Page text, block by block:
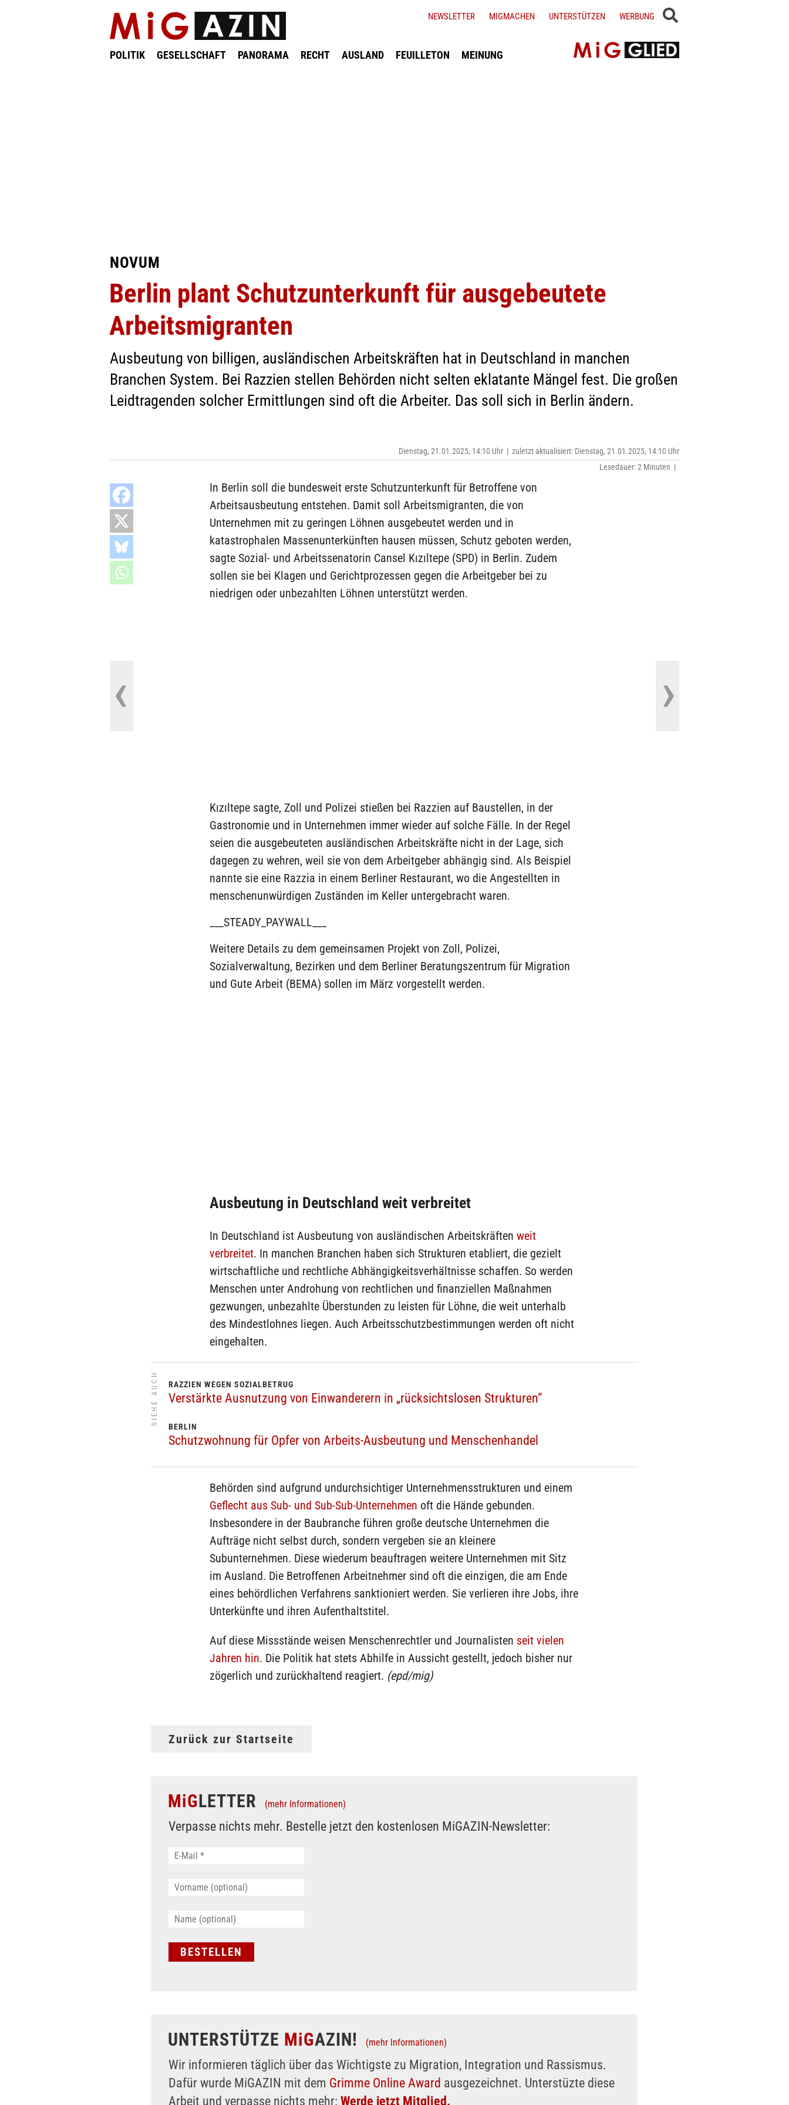
POLITIK GESELLSCHAFT PANORAMA RECHT AUSLAND FEUILLETON MEINUNG
NEWSLETTER MIGMACHEN UNTERSTÜTZEN WERBUNG
NOVUM
Berlin plant Schutzunterkunft für ausgebeutete
Arbeitsmigranten
Ausbeutung von billigen, ausländischen Arbeitskräften hat in Deutschland in manchen
Branchen System. Bei Razzien stellen Behörden nicht selten eklatante Mängel fest. Die großen
Leidtragenden solcher Ermittlungen sind oft die Arbeiter. Das soll sich in Berlin ändern.
Dienstag, 21.01.2025, 14:10 Uhr | zuletzt aktualisiert: Dienstag, 21.01.2025, 14:10 Uhr
Lesedauer: 2 Minuten |
In Berlin soll die bundesweit erste Schutzunterkunft für Betroffene von
Arbeitsausbeutung entstehen. Damit soll Arbeitsmigranten, die von
Unternehmen mit zu geringen Löhnen ausgebeutet werden und in
katastrophalen Massenunterkünften hausen müssen, Schutz geboten werden,
sagte Sozial- und Arbeitssenatorin Cansel Kızıltepe (SPD) in Berlin. Zudem
sollen sie bei Klagen und Gerichtprozessen gegen die Arbeitgeber bei zu
niedrigen oder unbezahlten Löhnen unterstützt werden.
Kızıltepe sagte, Zoll und Polizei stießen bei Razzien auf Baustellen, in der
Gastronomie und in Unternehmen immer wieder auf solche Fälle. In der Regel
seien die ausgebeuteten ausländischen Arbeitskräfte nicht in der Lage, sich
dagegen zu wehren, weil sie von dem Arbeitgeber abhängig sind. Als Beispiel
nannte sie eine Razzia in einem Berliner Restaurant, wo die Angestellten in
menschenunwürdigen Zuständen im Keller untergebracht waren.
___STEADY_PAYWALL___
Weitere Details zu dem gemeinsamen Projekt von Zoll, Polizei,
Sozialverwaltung, Bezirken und dem Berliner Beratungszentrum für Migration
und Gute Arbeit (BEMA) sollen im März vorgestellt werden.
Ausbeutung in Deutschland weit verbreitet
In Deutschland ist Ausbeutung von ausländischen Arbeitskräften weit
verbreitet. In manchen Branchen haben sich Strukturen etabliert, die gezielt
wirtschaftliche und rechtliche Abhängigkeitsverhältnisse schaffen. So werden
Menschen unter Androhung von rechtlichen und finanziellen Maßnahmen
gezwungen, unbezahlte Überstunden zu leisten für Löhne, die weit unterhalb
des Mindestlohnes liegen. Auch Arbeitsschutzbestimmungen werden oft nicht
eingehalten.
SIEHE AUCH RAZZIEN WEGEN SOZIALBETRUG
Verstärkte Ausnutzung von Einwanderern in „rücksichtslosen Strukturen“
BERLIN
Schutzwohnung für Opfer von Arbeits-Ausbeutung und Menschenhandel
Behörden sind aufgrund undurchsichtiger Unternehmensstrukturen und einem
Geflecht aus Sub- und Sub-Sub-Unternehmen oft die Hände gebunden.
Insbesondere in der Baubranche führen große deutsche Unternehmen die
Aufträge nicht selbst durch, sondern vergeben sie an kleinere
Subunternehmen. Diese wiederum beauftragen weitere Unternehmen mit Sitz
im Ausland. Die Betroffenen Arbeitnehmer sind oft die einzigen, die am Ende
eines behördlichen Verfahrens sanktioniert werden. Sie verlieren ihre Jobs, ihre
Unterkünfte und ihren Aufenthaltstitel.
Auf diese Missstände weisen Menschenrechtler und Journalisten seit vielen
Jahren hin. Die Politik hat stets Abhilfe in Aussicht gestellt, jedoch bisher nur
zögerlich und zurückhaltend reagiert. (epd/mig)
Zurück zur Startseite
MiGLETTER (mehr Informationen)
Verpasse nichts mehr. Bestelle jetzt den kostenlosen MiGAZIN-Newsletter:
UNTERSTÜTZE MiGAZIN! (mehr Informationen)
Wir informieren täglich über das Wichtigste zu Migration, Integration und Rassismus.
Dafür wurde MiGAZIN mit dem Grimme Online Award ausgezeichnet. Unterstüzte diese
Arbeit und verpasse nichts mehr: Werde jetzt Mitglied.